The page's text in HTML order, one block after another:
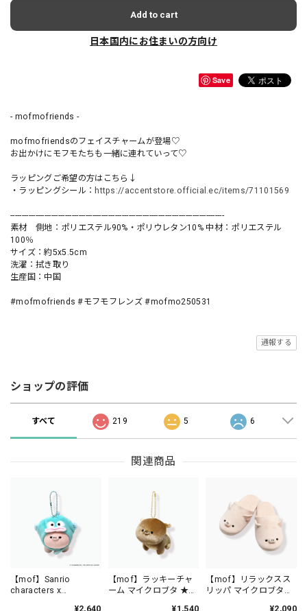
Add to cart
日本国内にお住まいの方向け
Save
- mofmofriends -
mofmofriendsのフェイスチャームが登場♡
お出かけにモフモたちも一緒に連れていって♡
ラッピングご希望の方はこちら↓
・ラッピングシール： https://accentstore.official.ec/items/71101569
----------------------------------------------------------------------------------------------
素材 側地：ポリエステル90%・ポリウレタン10% 中材：ポリエステル
100％
サイズ：約5x5.5cm
洗濯：拭き取り
生産国：中国
#mofmofriends #モフモフレンズ #mofmo250531
通報する
ショップの評価
すべて 219 5 6
関連商品
【mof】Sanrio
characters x
¥2,640
【mof】ラッキーチャ
ーム マイクロブタ ★幸
¥1,540
【mof】リラックスス
リッパ マイクロブタ
¥2,090